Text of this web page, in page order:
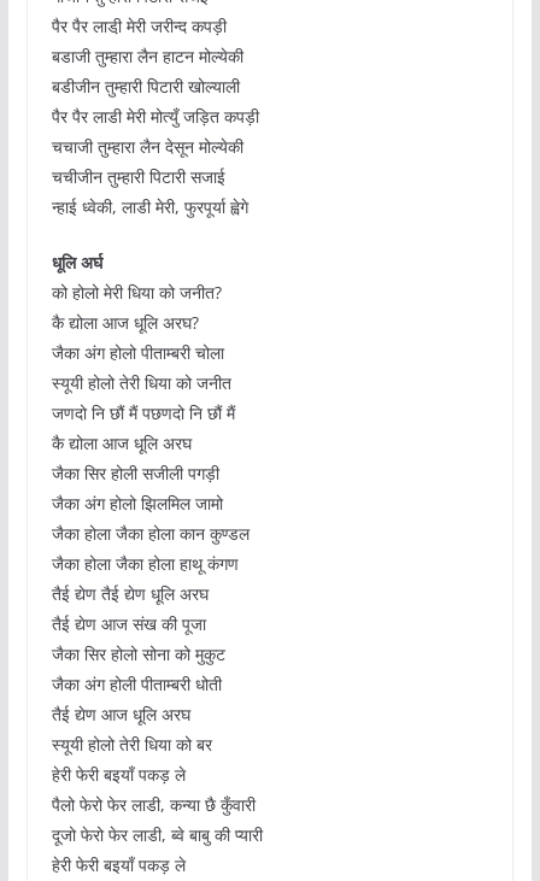
पैर पैर लाडी़ मेरी जरीन्द कपड़ी
बडाजी तुम्हारा लैन हाटन मोल्येकी
बडीजीन तुम्हारी पिटारी खोल्याली
पैर पैर लाडी मेरी मोत्युँ जड़ित कपड़ी
चचाजी तुम्हारा लैन देसून मोल्येकी
चचीजीन तुम्हारी पिटारी सजाई
न्हाई ध्वेकी, लाडी मेरी, फुरपूर्या ह्वेगे
धूलि अर्घ
को होलो मेरी धिया को जनीत?
कै द्योला आज धूलि़ अरघ?
जैका अंग होलो पीताम्बरी चोला
स्यूयी होलो तेरी धिया को जनीत
जणदो नि छौं मैं पछणदो नि छौं मैं
कै द्योला आज धूलि़ अरघ
जैका सिर होली सजीली पगड़ी
जैका अंग होलो झिलमिल जामो
जैका होला जैका होला कान कुण्डल
जैका होला जैका होला हाथू कंगण
तैई द्येण तैई द्येण धूलि़ अरघ
तैई द्येण आज संख की पूजा
जैका सिर होलो सोना को मुकुट
जैका अंग होली पीताम्बरी धोती
तैई द्येण आज धूलि़ अरघ
स्यूयी होलो तेरी धिया को बर
हेरी फेरी बइयाँ पकड़ ले
पैलो फेरो फेर लाडी, कन्या छै कुँवारी
दूजो फेरो फेर लाडी, ब्वे बाबु की प्यारी
हेरी फेरी बइयाँ पकड़ ले